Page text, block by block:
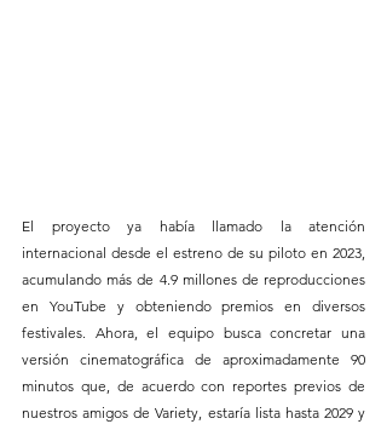
El proyecto ya había llamado la atención
internacional desde el estreno de su piloto en 2023,
acumulando más de 4.9 millones de reproducciones
en YouTube y obteniendo premios en diversos
festivales. Ahora, el equipo busca concretar una
versión cinematográfica de aproximadamente 90
minutos que, de acuerdo con reportes previos de
nuestros amigos de Variety, estaría lista hasta 2029 y